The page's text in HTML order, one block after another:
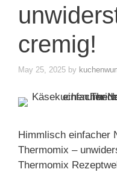
cremig!
May 25, 2025 by
Himmlisch einfacher
Thermomix –
Thermomix